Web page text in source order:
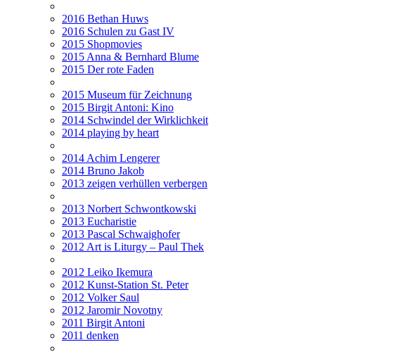
2016 Bethan Huws
2016 Schulen zu Gast IV
2015 Shopmovies
2015 Anna & Bernhard Blume
2015 Der rote Faden
2015 Museum für Zeichnung
2015 Birgit Antoni: Kino
2014 Schwindel der Wirklichkeit
2014 playing by heart
2014 Achim Lengerer
2014 Bruno Jakob
2013 zeigen verhüllen verbergen
2013 Norbert Schwontkowski
2013 Eucharistie
2013 Pascal Schwaighofer
2012 Art is Liturgy – Paul Thek
2012 Leiko Ikemura
2012 Kunst-Station St. Peter
2012 Volker Saul
2012 Jaromir Novotny
2011 Birgit Antoni
2011 denken